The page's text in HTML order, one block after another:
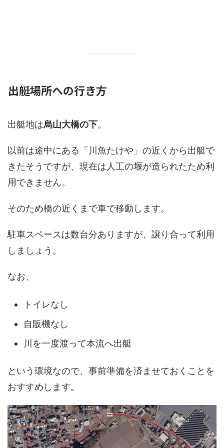
出艇場所への行き方
出艇地は烏山大橋の下。
以前は途中にある「川魚たけや」の近くから出艇で
きたそうですが、現在は人工の堰が造られたため利
用できません。
そのため橋の近くまで車で移動します。
駐車スペースは数台分ありますが、譲り合って利用
しましょう。
なお、
トイレなし
自販機なし
川を一度渡って本流へ出艇
という環境なので、事前準備を済ませておくことを
おすすめします。